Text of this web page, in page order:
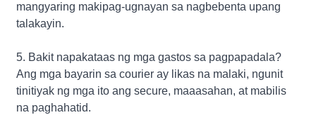
mangyaring makipag-ugnayan sa nagbebenta upang
talakayin.
5. Bakit napakataas ng mga gastos sa pagpapadala?
Ang mga bayarin sa courier ay likas na malaki, ngunit
tinitiyak ng mga ito ang secure, maaasahan, at mabilis
na paghahatid.